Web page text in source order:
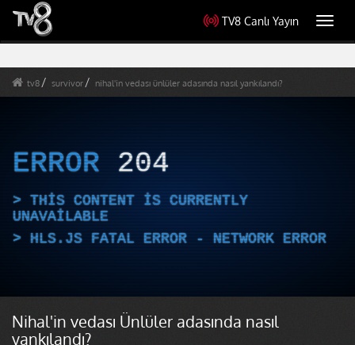
TV8 Canlı Yayın
tv8 survivor nihal'in vedası ünlüler adasında nasıl yankılandı?
ERROR 204
THIS CONTENT IS CURRENTLY
UNAVAILABLE
HLS.JS FATAL ERROR - NETWORK ERROR
Nihal'in vedası Ünlüler adasında nasıl
yankılandı?